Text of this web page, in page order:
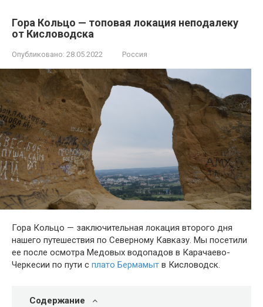
Гора Кольцо — топовая локация неподалеку
от Кисловодска
Опубликовано: 28.05.2022 Россия
Гора Кольцо — заключительная локация второго дня
нашего путешествия по Северному Кавказу. Мы посетили
ее после осмотра Медовых водопадов в Карачаево-
Черкесии по пути с плато Бермамыт в Кисловодск.
Содержание